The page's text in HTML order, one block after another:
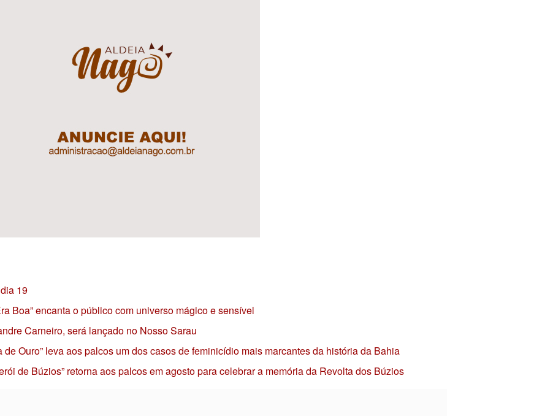
19
Boa” encanta o público com universo mágico e sensível
Carneiro, será lançado no Nosso Sarau
Ouro” leva aos palcos um dos casos de feminicídio mais marcantes da história da Bahia
de Búzios” retorna aos palcos em agosto para celebrar a memória da Revolta dos Búzios